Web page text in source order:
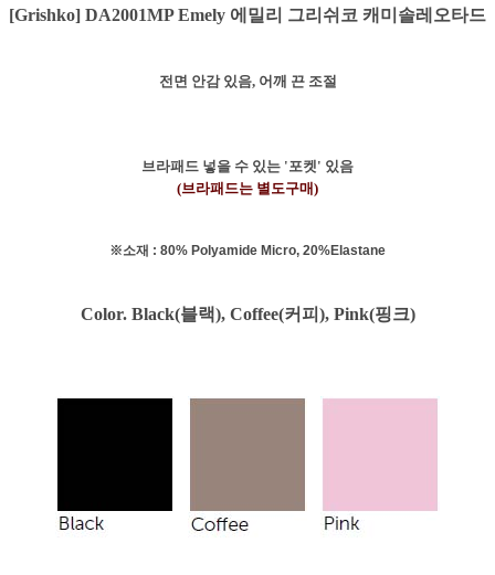
[Grishko] DA2001MP Emely 에밀리 그리쉬코 캐미솔레오타드
전면 안감 있음, 어깨 끈 조절
브라패드 넣을 수 있는 '포켓' 있음
(브라패드는 별도구매)
※소재 : 80% Polyamide Micro, 20%Elastane
Color. Black(블랙), Coffee(커피), Pink(핑크)